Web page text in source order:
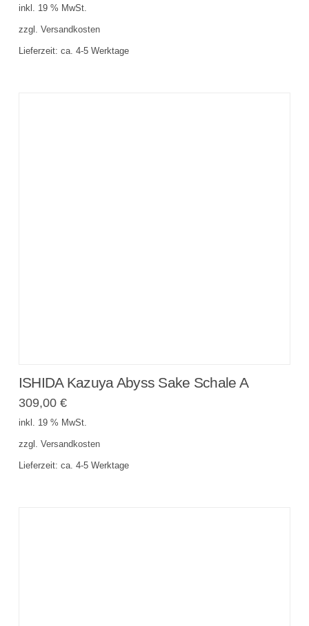
inkl. 19 % MwSt.
zzgl. Versandkosten
Lieferzeit: ca. 4-5 Werktage
ISHIDA Kazuya Abyss Sake Schale A
309,00 €
inkl. 19 % MwSt.
zzgl. Versandkosten
Lieferzeit: ca. 4-5 Werktage